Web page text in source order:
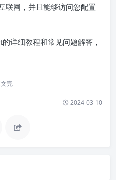
联网，并且能够访问您配置
详细教程和常见问题解答，
完
2024-03-10